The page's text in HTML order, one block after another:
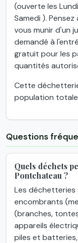
(ouverte les
Samedi ).
vous munir d'un
demandé à
gratuit pour les
quantités
Cette
population
Questions
Quels déchets
Pontchateau ?
Les
encombrants
(branches,
appareils
piles et